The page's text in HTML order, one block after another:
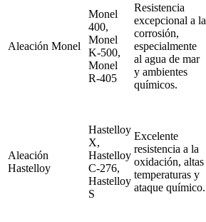
Aleación Monel
Monel
400,
Monel
K-500,
Monel
R-405
Resistencia
excepcional a la
corrosión,
especialmente
al agua de mar
y ambientes
químicos.
Aleación
Hastelloy
Hastelloy
X,
Hastelloy
C-276,
Hastelloy
S
Excelente
resistencia a la
oxidación, altas
temperaturas y
ataque químico.